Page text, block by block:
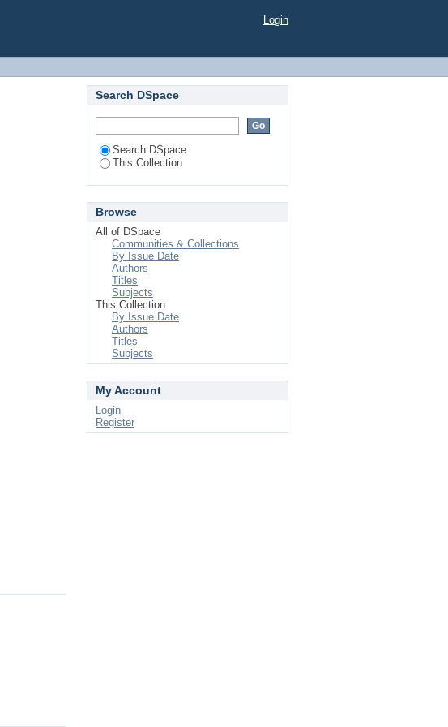
Login
Search DSpace
Search DSpace
This Collection
Browse
All of DSpace
Communities & Collections
By Issue Date
Authors
Titles
Subjects
This Collection
By Issue Date
Authors
Titles
Subjects
My Account
Login
Register